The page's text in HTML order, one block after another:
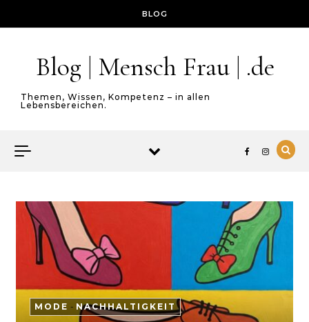
BLOG
Blog | Mensch Frau | .de
Themen, Wissen, Kompetenz – in allen
Lebensbereichen.
MODE - NACHHALTIGKEIT